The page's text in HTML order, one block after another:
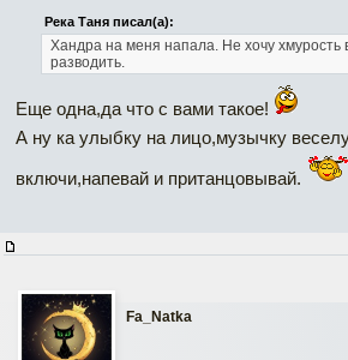
Река Таня писал(а):
Хандра на меня напала. Не хочу хмурость
разводить.
Еще одна,да что с вами такое!
А ну ка улыбку на лицо,музычку
включи,напевай и пританцовывай.
Fa_Natka